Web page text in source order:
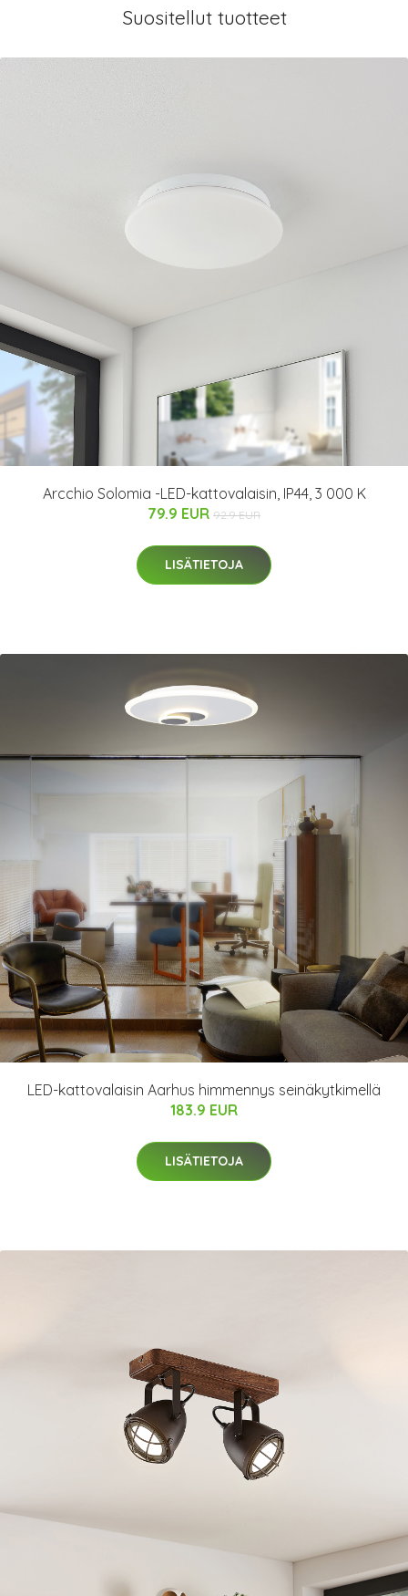
Suositellut tuotteet
Arcchio Solomia -LED-kattovalaisin, IP44, 3 000 K
79.9 EUR 92.9 EUR
LISÄTIETOJA
LED-kattovalaisin Aarhus himmennys seinäkytkimellä
183.9 EUR
LISÄTIETOJA